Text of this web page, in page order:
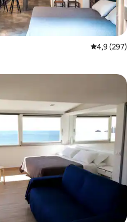
Gemiddelde
4,9 (297)